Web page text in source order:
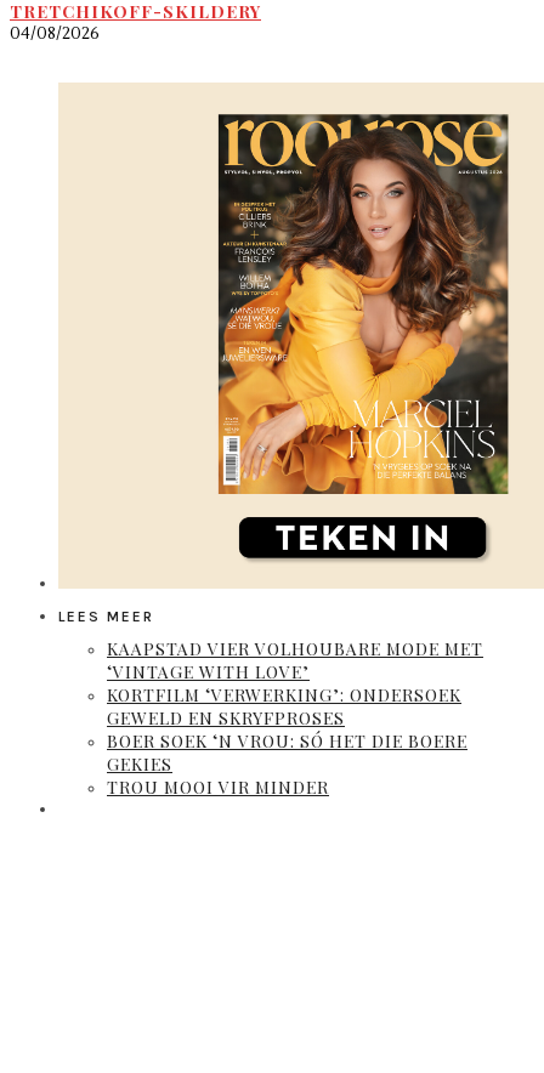
TRETCHIKOFF-SKILDERY
04/08/2026
LEES MEER
KAAPSTAD VIER VOLHOUBARE MODE MET
‘VINTAGE WITH LOVE’
KORTFILM ‘VERWERKING’: ONDERSOEK
GEWELD EN SKRYFPROSES
BOER SOEK ‘N VROU: SÓ HET DIE BOERE
GEKIES
TROU MOOI VIR MINDER